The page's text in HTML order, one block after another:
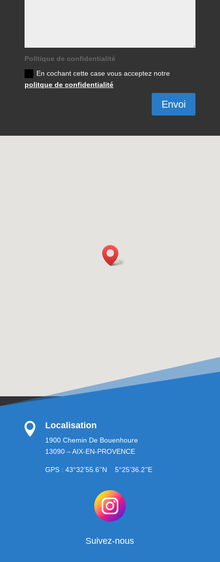
Politique de confidentialité
En cochant cette case vous acceptez notre
politque de confidentialité
Envoi
 Localisation
1900 Chemin De Bouenhoure
13090 – AIX-EN-PROVENCE
GPS : 43°32’55.6’’N 5°25’36.2’’E
Suivez-nous